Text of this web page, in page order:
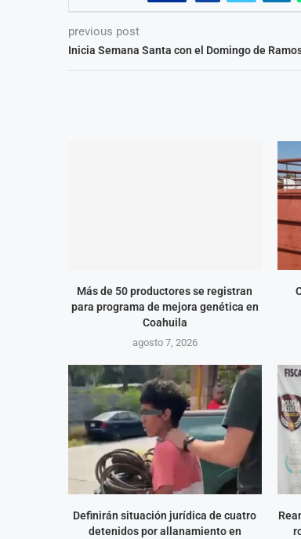
previous post
Inicia Semana Santa con el Domingo de
Más de 50 productores se registran
para programa de mejora genética en
Coahuila
agosto 7, 2026
Definirán situación jurídica de cuatro
detenidos por allanamiento en